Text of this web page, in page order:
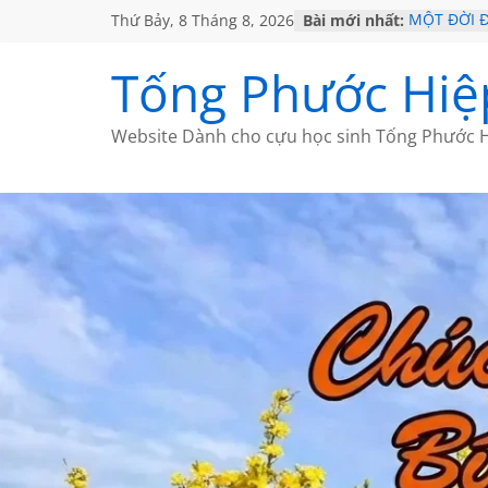
Thứ Bảy, 8 Tháng 8, 2026 Bài mới nhất: MỘT ĐỜI
CHÙM
GIÃ TỪ ĐÀ
HỌC SỬ
Tống Phước
Website Dành cho cựu học sinh Tống Phước